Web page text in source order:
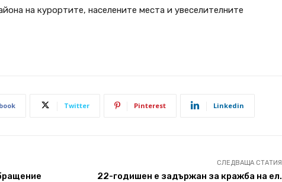
на курортите, населените места и увеселителните
Twitter Pinterest Linkedin
СЛЕДВАЩА СТАТИЯ
22-годишен е задържан за кражба на ел.